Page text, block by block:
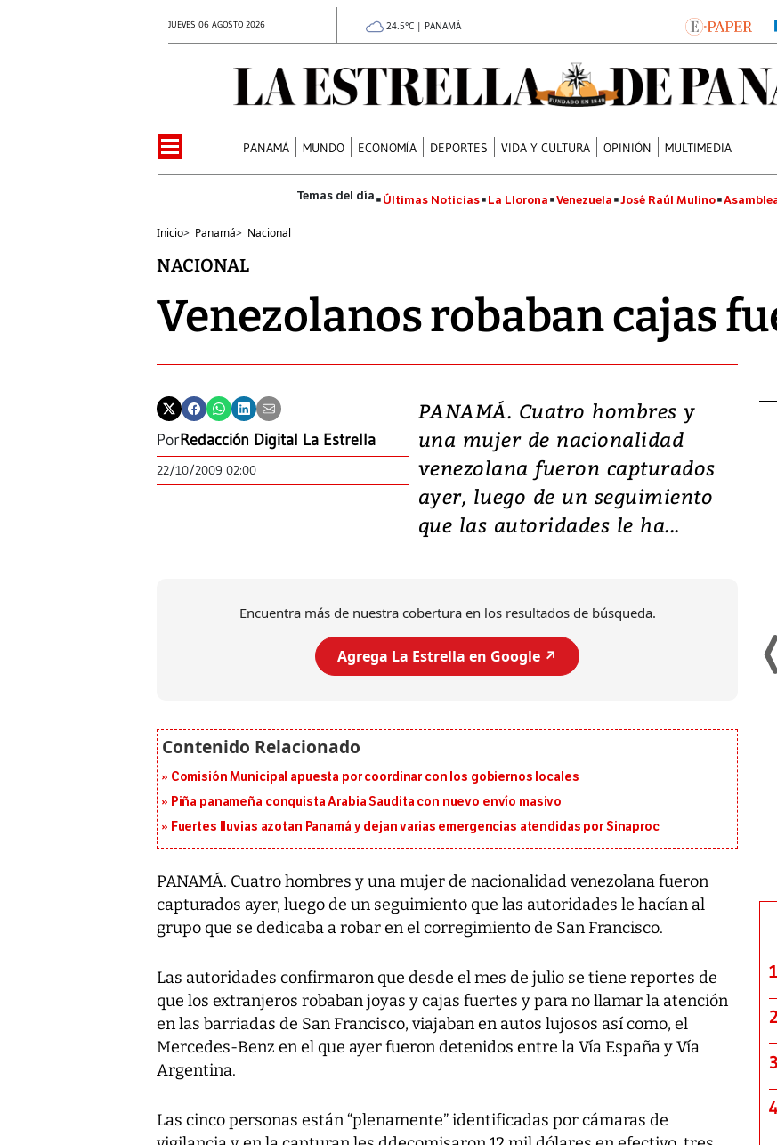
JUEVES 06 AGOSTO 2026 24.5°C | PANAMÁ
PANAMÁ MUNDO ECONOMÍA DEPORTES VIDA Y CULTURA OPINIÓN MULTIMEDIA
Últimas Noticias La Llorona Venezuela José Raúl Mulino
Inicio> Panamá> Nacional
NACIONAL
Venezolanos robaban cajas
PorRedacción Digital La Estrella
22/10/2009 02:00
PANAMÁ. Cuatro hombres y
una mujer de nacionalidad
venezolana fueron capturados
ayer, luego de un seguimiento
que las autoridades le ha...
Encuentra más de nuestra cobertura en los resultados de búsqueda.
Agrega La Estrella en Google ↗️
Comisión Municipal apuesta por coordinar con los gobiernos locales
Piña panameña conquista Arabia Saudita con nuevo envío masivo
Fuertes lluvias azotan Panamá y dejan varias emergencias atendidas por Sinaproc
PANAMÁ. Cuatro hombres y una mujer de nacionalidad venezolana fueron
capturados ayer, luego de un seguimiento que las autoridades le hacían al
grupo que se dedicaba a robar en el corregimiento de San Francisco.
Las autoridades confirmaron que desde el mes de julio se tiene reportes de
que los extranjeros robaban joyas y cajas fuertes y para no llamar la atención
en las barriadas de San Francisco, viajaban en autos lujosos así como, el
Mercedes-Benz en el que ayer fueron detenidos entre la Vía España y Vía
Argentina.
Las cinco personas están “plenamente” identificadas por cámaras de
Video, Japón: Terremoto
deja heridos y graves
daños en Kumamoto
al sur de Japón, provocando una
1
2
3
4